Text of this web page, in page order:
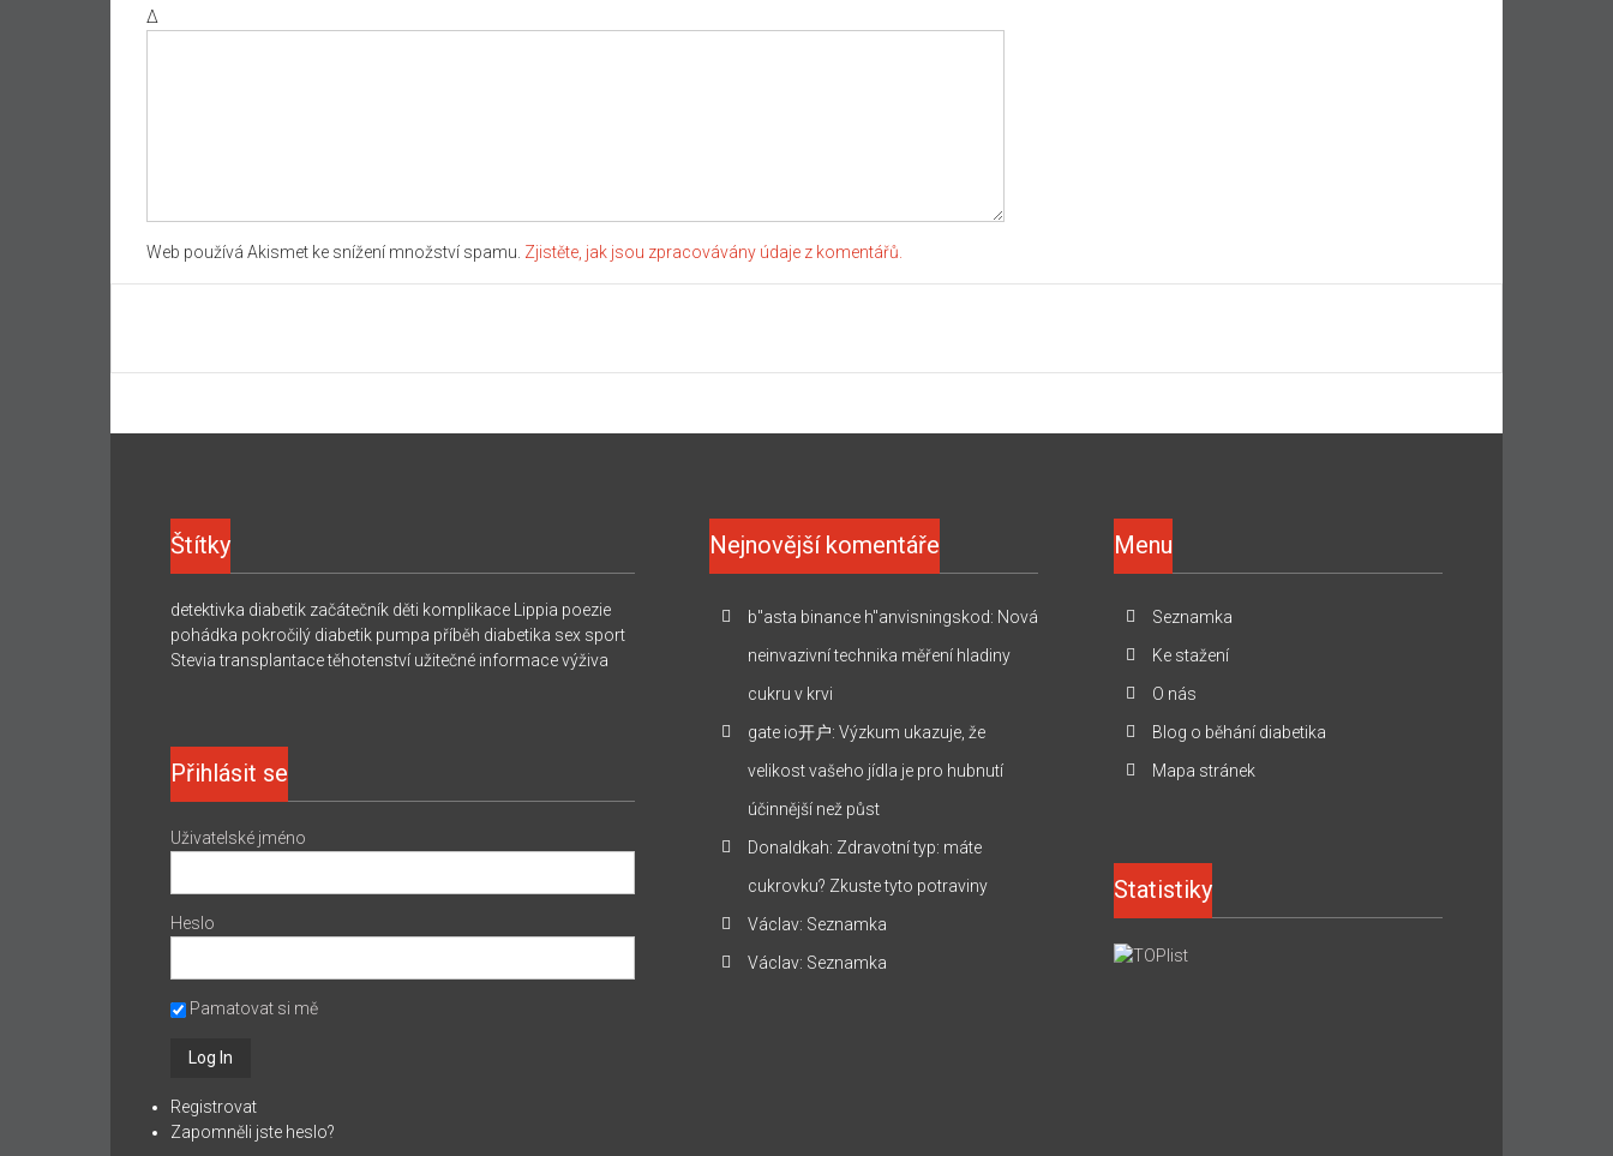
Δ
Web používá Akismet ke snížení množství spamu. Zjistěte, jak jsou zpracovávány údaje z komentářů.
Štítky
detektivka diabetik začátečník děti komplikace Lippia poezie
pohádka pokročilý diabetik pumpa příběh diabetika sex sport
Stevia transplantace těhotenství užitečné informace výživa
Přihlásit se
Uživatelské jméno
Heslo
Pamatovat si mě
Registrovat
Zapomněli jste heslo?
Nejnovější komentáře
b"asta binance h"anvisningskod: Nová
neinvazivní technika měření hladiny
cukru v krvi
gate io开户:Výzkum ukazuje, že
velikost vašeho jídla je pro hubnutí
účinnější než půst
Donaldkah: Zdravotní typ: máte
cukrovku? Zkuste tyto potraviny
Václav: Seznamka
Václav: Seznamka
Menu
Seznamka
Ke stažení
O nás
Blog o běhání diabetika
Mapa stránek
Statistiky